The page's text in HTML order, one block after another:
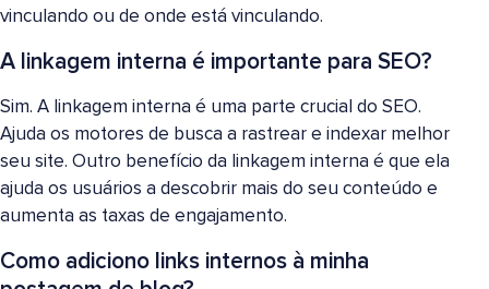
vinculando ou de onde está vinculando.
A linkagem interna é importante para SEO?
Sim. A linkagem interna é uma parte crucial do SEO.
Ajuda os motores de busca a rastrear e indexar melhor
seu site. Outro benefício da linkagem interna é que ela
ajuda os usuários a descobrir mais do seu conteúdo e
aumenta as taxas de engajamento.
Como adiciono links internos à minha